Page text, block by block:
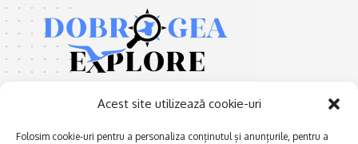
Acest site utilizează cookie-uri
Folosim cookie-uri pentru a personaliza conținutul și anunțurile, pentru a